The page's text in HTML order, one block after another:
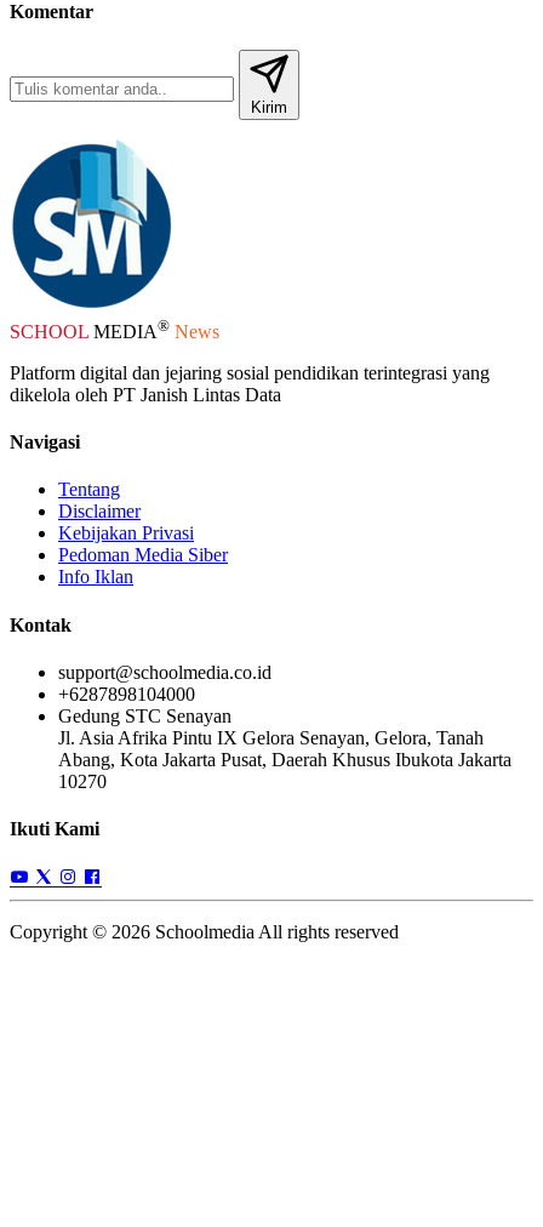
Komentar
Kirim
SCHOOL MEDIA® News
Platform digital dan jejaring sosial pendidikan terintegrasi yang
dikelola oleh PT Janish Lintas Data
Navigasi
Tentang
Disclaimer
Kebijakan Privasi
Pedoman Media Siber
Info Iklan
Kontak
support@schoolmedia.co.id
+6287898104000
Gedung STC Senayan
Jl. Asia Afrika Pintu IX Gelora Senayan, Gelora, Tanah
Abang, Kota Jakarta Pusat, Daerah Khusus Ibukota Jakarta
10270
Ikuti Kami
Copyright © 2026 Schoolmedia All rights reserved